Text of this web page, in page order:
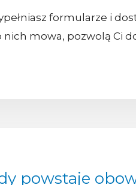
formularze i
nich mowa, pozwolą Ci
powstaje